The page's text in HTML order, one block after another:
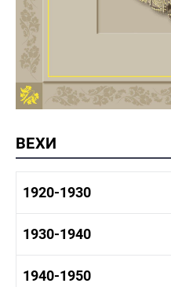
ВЕХИ
1920-1930
1920-1930 история
1920-1930 культура
1930-1940
1930-1940 история
1940-1950